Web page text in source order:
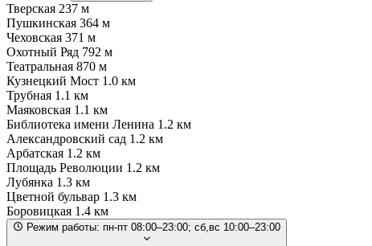
Тверская 237 м
Пушкинская 364 м
Чеховская 371 м
Охотный Ряд 792 м
Театральная 870 м
Кузнецкий Мост 1.0 км
Трубная 1.1 км
Маяковская 1.1 км
Библиотека имени Ленина 1.2 км
Александровский сад 1.2 км
Арбатская 1.2 км
Площадь Революции 1.2 км
Лубянка 1.3 км
Цветной бульвар 1.3 км
Боровицкая 1.4 км
Режим работы: пн-пт 08:00–23:00; сб,вс 10:00–23:00